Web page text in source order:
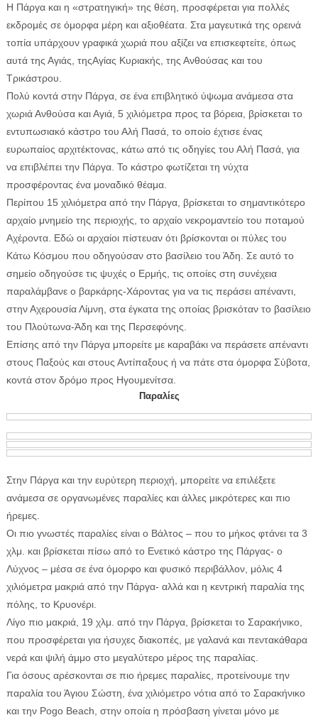
Η Πάργα και η «στρατηγική» της θέση, προσφέρεται για πολλές
εκδρομές σε όμορφα μέρη και αξιοθέατα. Στα μαγευτικά της ορεινά
τοπία υπάρχουν γραφικά χωριά που αξίζει να επισκεφτείτε, όπως
αυτά της Αγιάς, τηςΑγίας Κυριακής, της Ανθούσας και του
Τρικάστρου.
Πολύ κοντά στην Πάργα, σε ένα επιβλητικό ύψωμα ανάμεσα στα
χωριά Ανθούσα και Αγιά, 5 χιλιόμετρα προς τα βόρεια, βρίσκεται το
εντυπωσιακό κάστρο του Αλή Πασά, το οποίο έχτισε ένας
ευρωπαίος αρχιτέκτονας, κάτω από τις οδηγίες του Αλή Πασά, για
να επιβλέπει την Πάργα. Το κάστρο φωτίζεται τη νύχτα
προσφέροντας ένα μοναδικό θέαμα.
Περίπου 15 χιλιόμετρα από την Πάργα, βρίσκεται το σημαντικότερο
αρχαίο μνημείο της περιοχής, το αρχαίο νεκρομαντείο του ποταμού
Αχέροντα. Εδώ οι αρχαίοι πίστευαν ότι βρίσκονται οι πύλες του
Κάτω Κόσμου που οδηγούσαν στο βασίλειο του Άδη. Σε αυτό το
σημείο οδηγούσε τις ψυχές ο Ερμής, τις οποίες στη συνέχεια
παραλάμβανε ο βαρκάρης-Χάροντας για να τις περάσει απέναντι,
στην Αχερουσία Λίμνη, στα έγκατα της οποίας βρισκόταν το βασίλειο
του Πλούτωνα-Άδη και της Περσεφόνης.
Επίσης από την Πάργα μπορείτε με καραβάκι να περάσετε απέναντι
στους Παξούς και στους Αντίπαξους ή να πάτε στα όμορφα Σύβοτα,
κοντά στον δρόμο προς Ηγουμενίτσα.
Παραλίες
Στην Πάργα και την ευρύτερη περιοχή, μπορείτε να επιλέξετε
ανάμεσα σε οργανωμένες παραλίες και άλλες μικρότερες και πιο
ήρεμες.
Οι πιο γνωστές παραλίες είναι ο Βάλτος – που το μήκος φτάνει τα 3
χλμ. και βρίσκεται πίσω από το Ενετικό κάστρο της Πάργας- ο
Λύχνος – μέσα σε ένα όμορφο και φυσικό περιβάλλον, μόλις 4
χιλιόμετρα μακριά από την Πάργα- αλλά και η κεντρική παραλία της
πόλης, το Κρυονέρι.
Λίγο πιο μακριά, 19 χλμ. από την Πάργα, βρίσκεται το Σαρακήνικο,
που προσφέρεται για ήσυχες διακοπές, με γαλανά και πεντακάθαρα
νερά και ψιλή άμμο στο μεγαλύτερο μέρος της παραλίας.
Για όσους αρέσκονται σε πιο ήρεμες παραλίες, προτείνουμε την
παραλία του Άγιου Σώστη, ένα χιλιόμετρο νότια από το Σαρακήνικο
και την Pogo Beach, στην οποία η πρόσβαση γίνεται μόνο με